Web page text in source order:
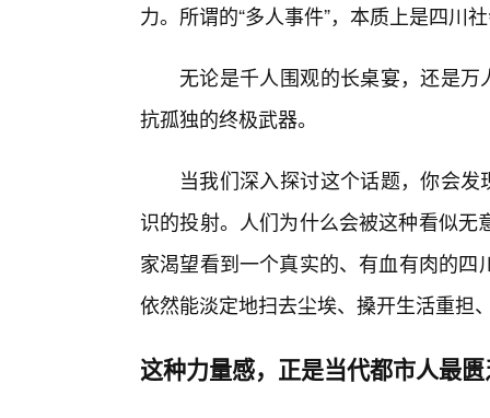
力。所谓的“多人事件”，本质上是四川
无论是千人围观的长桌宴，还是万
抗孤独的终极武器。
当我们深入探讨这个话题，你会
识的投射。人们为什么会被这种看似
家渴望看到一个真实的、有血有肉的四
依然能淡定地扫去尘埃、搡开生活重担
这种力量感，正是当代都市人最